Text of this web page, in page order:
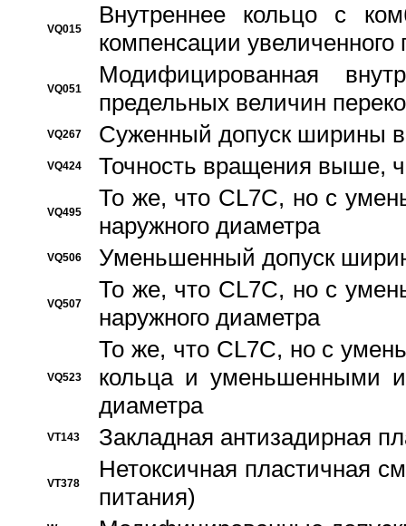
VQ015
Bнутреннее кольцо с
компенсации увеличенного
VQ051
Модифицированная
предельных величин
VQ267 Суженный допуск ширины
VQ424 Точность вращения выше,
VQ495
То же, что CL7C, но с
наружного диаметра
VQ506 Уменьшенный допуск
VQ507
То же, что CL7C, но с
наружного диаметра
VQ523
То же, что CL7C, но с
кольца и уменьшенными
диаметра
VT143 Закладная антизадирная
VT378
Нетоксичная пластичная
питания)